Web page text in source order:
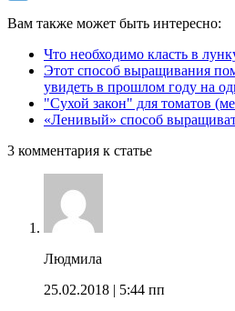
Вам также может быть интересно:
Что необходимо класть в
Этот способ выращивания
увидеть в прошлом году на
"Сухой закон" для томатов
«Ленивый» способ
3 комментария к статье
Людмила
25.02.2018 | 5:44 пп